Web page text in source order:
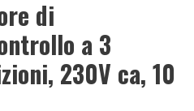
di
a 3
230V ca, 10